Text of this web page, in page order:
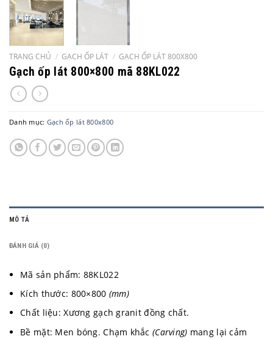
TRANG CHỦ / GẠCH ỐP LÁT / GẠCH ỐP LÁT 800X800
Gạch ốp lát 800×800 mã 88KL022
Danh mục: Gạch ốp lát 800x800
MÔ TẢ
ĐÁNH GIÁ (0)
Mã sản phẩm: 88KL022
Kích thước: 800×800 (mm)
Chất liệu: Xương gạch granit đồng chất.
Bề mặt: Men bóng. Chạm khắc(Carving) mang lại cảm